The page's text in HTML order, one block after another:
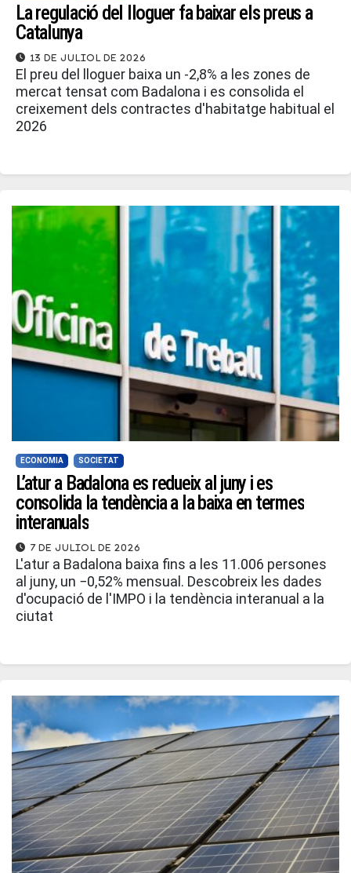
La regulació del lloguer fa baixar els preus a
Catalunya
13 de juliol de 2026
El preu del lloguer baixa un -2,8% a les zones de
mercat tensat com Badalona i es consolida el
creixement dels contractes d'habitatge habitual el
2026
ECONOMIA SOCIETAT
L’atur a Badalona es redueix al juny i es
consolida la tendència a la baixa en termes
interanuals
7 de juliol de 2026
L'atur a Badalona baixa fins a les 11.006 persones
al juny, un −0,52% mensual. Descobreix les dades
d'ocupació de l'IMPO i la tendència interanual a la
ciutat